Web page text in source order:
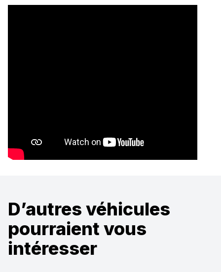
D’autres véhicules
pourraient vous
intéresser